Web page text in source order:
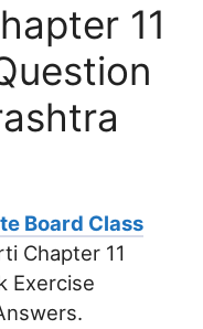
11
Board Class
Chapter 11
Exercise